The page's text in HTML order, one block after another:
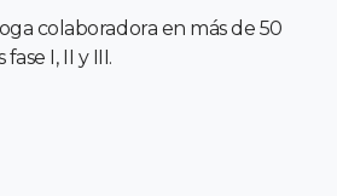
colaboradora en más de 50
I, II y III.